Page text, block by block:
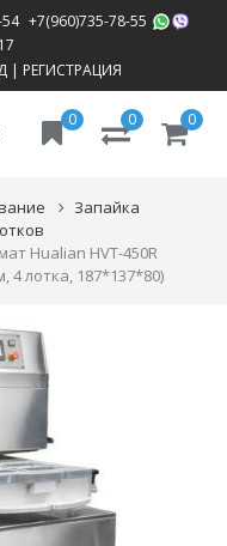
, +7(960)735-78-55
| РЕГИСТРАЦИЯ
0
0
0
Запайка
Hualian HVT-450R
4 лотка, 187*137*80)